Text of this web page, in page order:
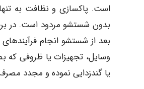
است. پاکسازی و نظافت به
بدون شستشو مردود است. در
بعد از شستشو انجام فرآیندهای
وسایل، تجهیزات یا ظروفی که
یا گندزدایی نموده و مجدد